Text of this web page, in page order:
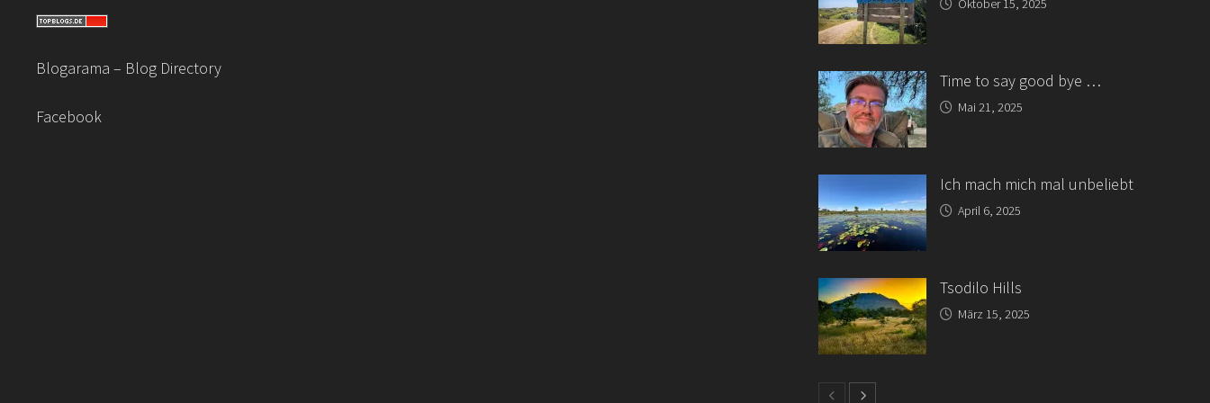
Blogarama – Blog Directory
Facebook
Oktober 15, 2025
Time to say good bye …
Mai 21, 2025
Ich mach mich mal unbeliebt
April 6, 2025
Tsodilo Hills
März 15, 2025